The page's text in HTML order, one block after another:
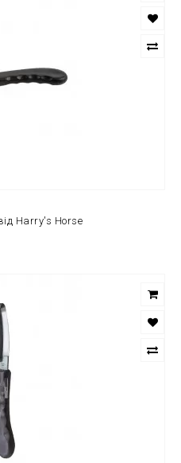
Harry's Horse